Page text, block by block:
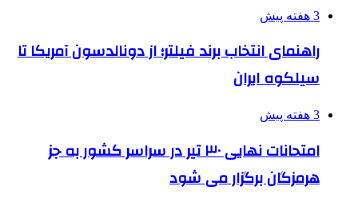
3 هفته پیش
راهنمای انتخاب برند فیلتر؛ از دونالدسون آمریکا تا
سیلکوه ایران
3 هفته پیش
امتحانات نهایی ۳۰ تیر در سراسر کشور به جز
هرمزگان برگزار می شود